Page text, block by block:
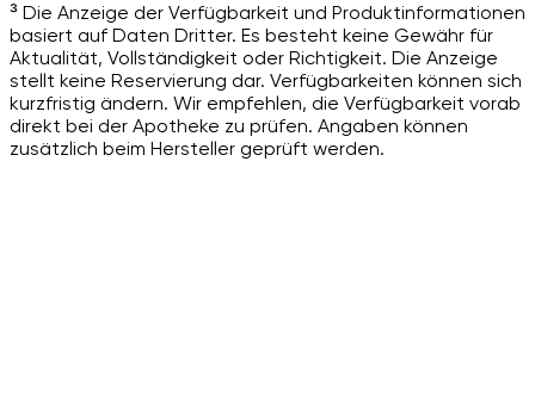
³ Die Anzeige der Verfügbarkeit und Produktinformationen
basiert auf Daten Dritter. Es besteht keine Gewähr für
Aktualität, Vollständigkeit oder Richtigkeit. Die Anzeige
stellt keine Reservierung dar. Verfügbarkeiten können sich
kurzfristig ändern. Wir empfehlen, die Verfügbarkeit vorab
direkt bei der Apotheke zu prüfen. Angaben können
zusätzlich beim Hersteller geprüft werden.